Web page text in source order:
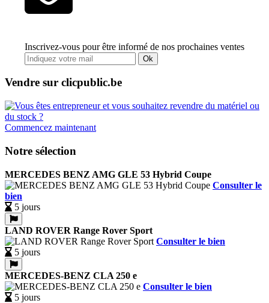
Inscrivez-vous pour être informé de nos prochaines ventes
Ok
Vendre sur clicpublic.be
Commencez maintenant
Notre sélection
MERCEDES BENZ AMG GLE 53 Hybrid Coupe
Consulter le
bien
5 jours
LAND ROVER Range Rover Sport
Consulter le bien
5 jours
MERCEDES-BENZ CLA 250 e
Consulter le bien
5 jours